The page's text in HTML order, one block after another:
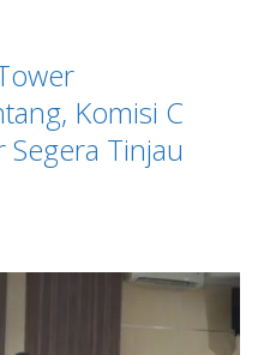
Komisi C
Segera Tinjau